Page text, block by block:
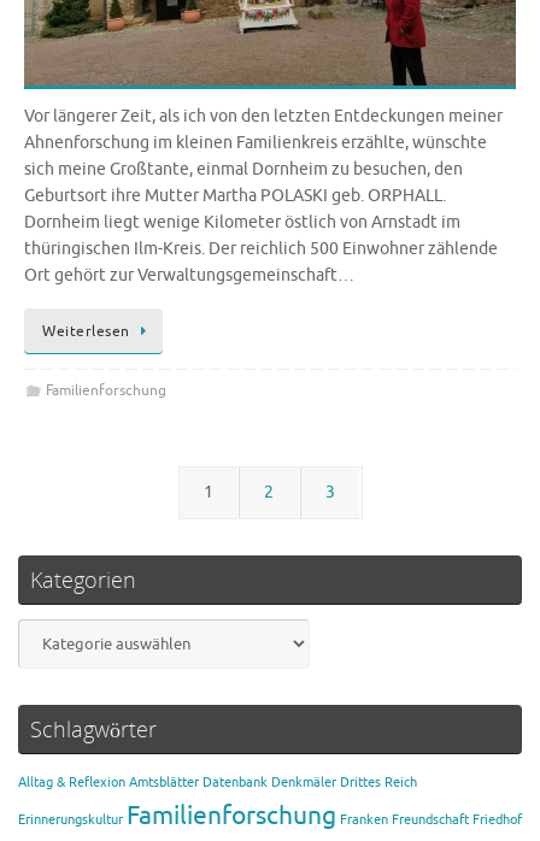
Vor längerer Zeit, als ich von den letzten Entdeckungen meiner
Ahnenforschung im kleinen Familienkreis erzählte, wünschte
sich meine Großtante, einmal Dornheim zu besuchen, den
Geburtsort ihre Mutter Martha POLASKI geb. ORPHALL.
Dornheim liegt wenige Kilometer östlich von Arnstadt im
thüringischen Ilm-Kreis. Der reichlich 500 Einwohner zählende
Ort gehört zur Verwaltungsgemeinschaft…
Weiterlesen
Familienforschung
1 2 3
Kategorien
Schlagwörter
Alltag & Reflexion Amtsblätter Datenbank Denkmäler Drittes Reich
Erinnerungskultur Familienforschung Franken Freundschaft Friedhof